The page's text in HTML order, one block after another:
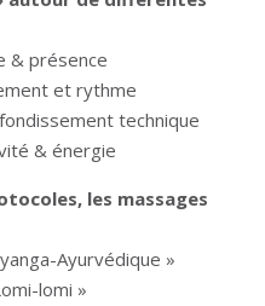
& présence
et rythme
technique
& énergie
les massages
Ayurvédique »
lomi »